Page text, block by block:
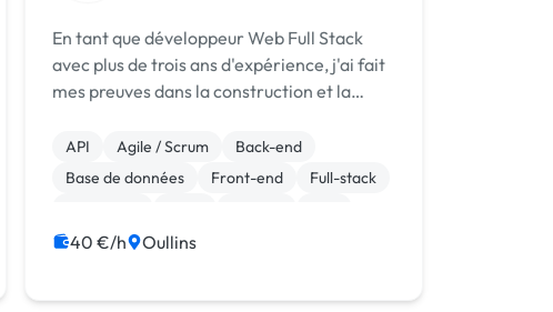
En tant que développeur Web Full Stack
avec plus de trois ans d'expérience, j'ai fait
mes preuves dans la construction et la
de haute qualité. Je suis compétent à la fois
dans le développement back-end et...
API Agile / Scrum
Back-end
Base de données
Front-end
Full-stack
40 €/h Oullins